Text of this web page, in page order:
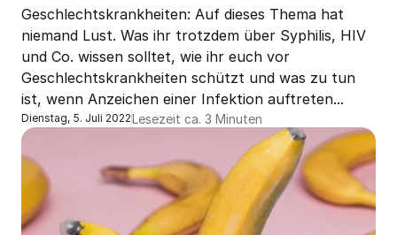
Geschlechtskrankheiten: Auf dieses Thema hat
niemand Lust. Was ihr trotzdem über Syphilis, HIV
und Co. wissen solltet, wie ihr euch vor
Geschlechtskrankheiten schützt und was zu tun
ist, wenn Anzeichen einer Infektion auftreten...
Dienstag, 5. Juli 2022Lesezeit ca. 3 Minuten